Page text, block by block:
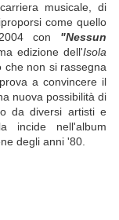
musicale, di
come quello
con "Nessun
edizione dell'Isola
che non si rassegna
a convincere il
nuova possibilità di
da diversi artisti e
nell'album
degli anni '80.